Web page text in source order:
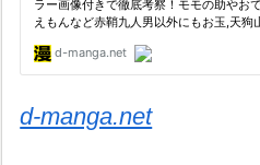
d-manga.net